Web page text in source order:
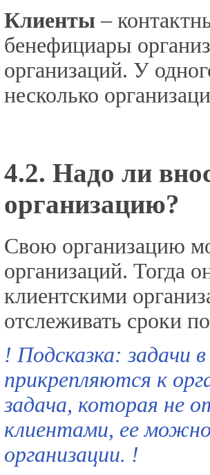
Клиенты –
бенефициары
организаций. У
несколько
4.2. Надо ли
организацию?
Свою организацию
организаций. Тогда
клиентскими
отслеживать сроки
! Подсказка: задачи
прикрепляются к
задача, которая не
клиентами, ее
организации. !